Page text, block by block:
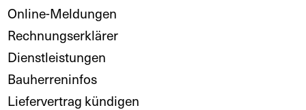
Online-Meldungen
Rechnungserklärer
Dienstleistungen
Bauherreninfos
Liefervertrag kündigen